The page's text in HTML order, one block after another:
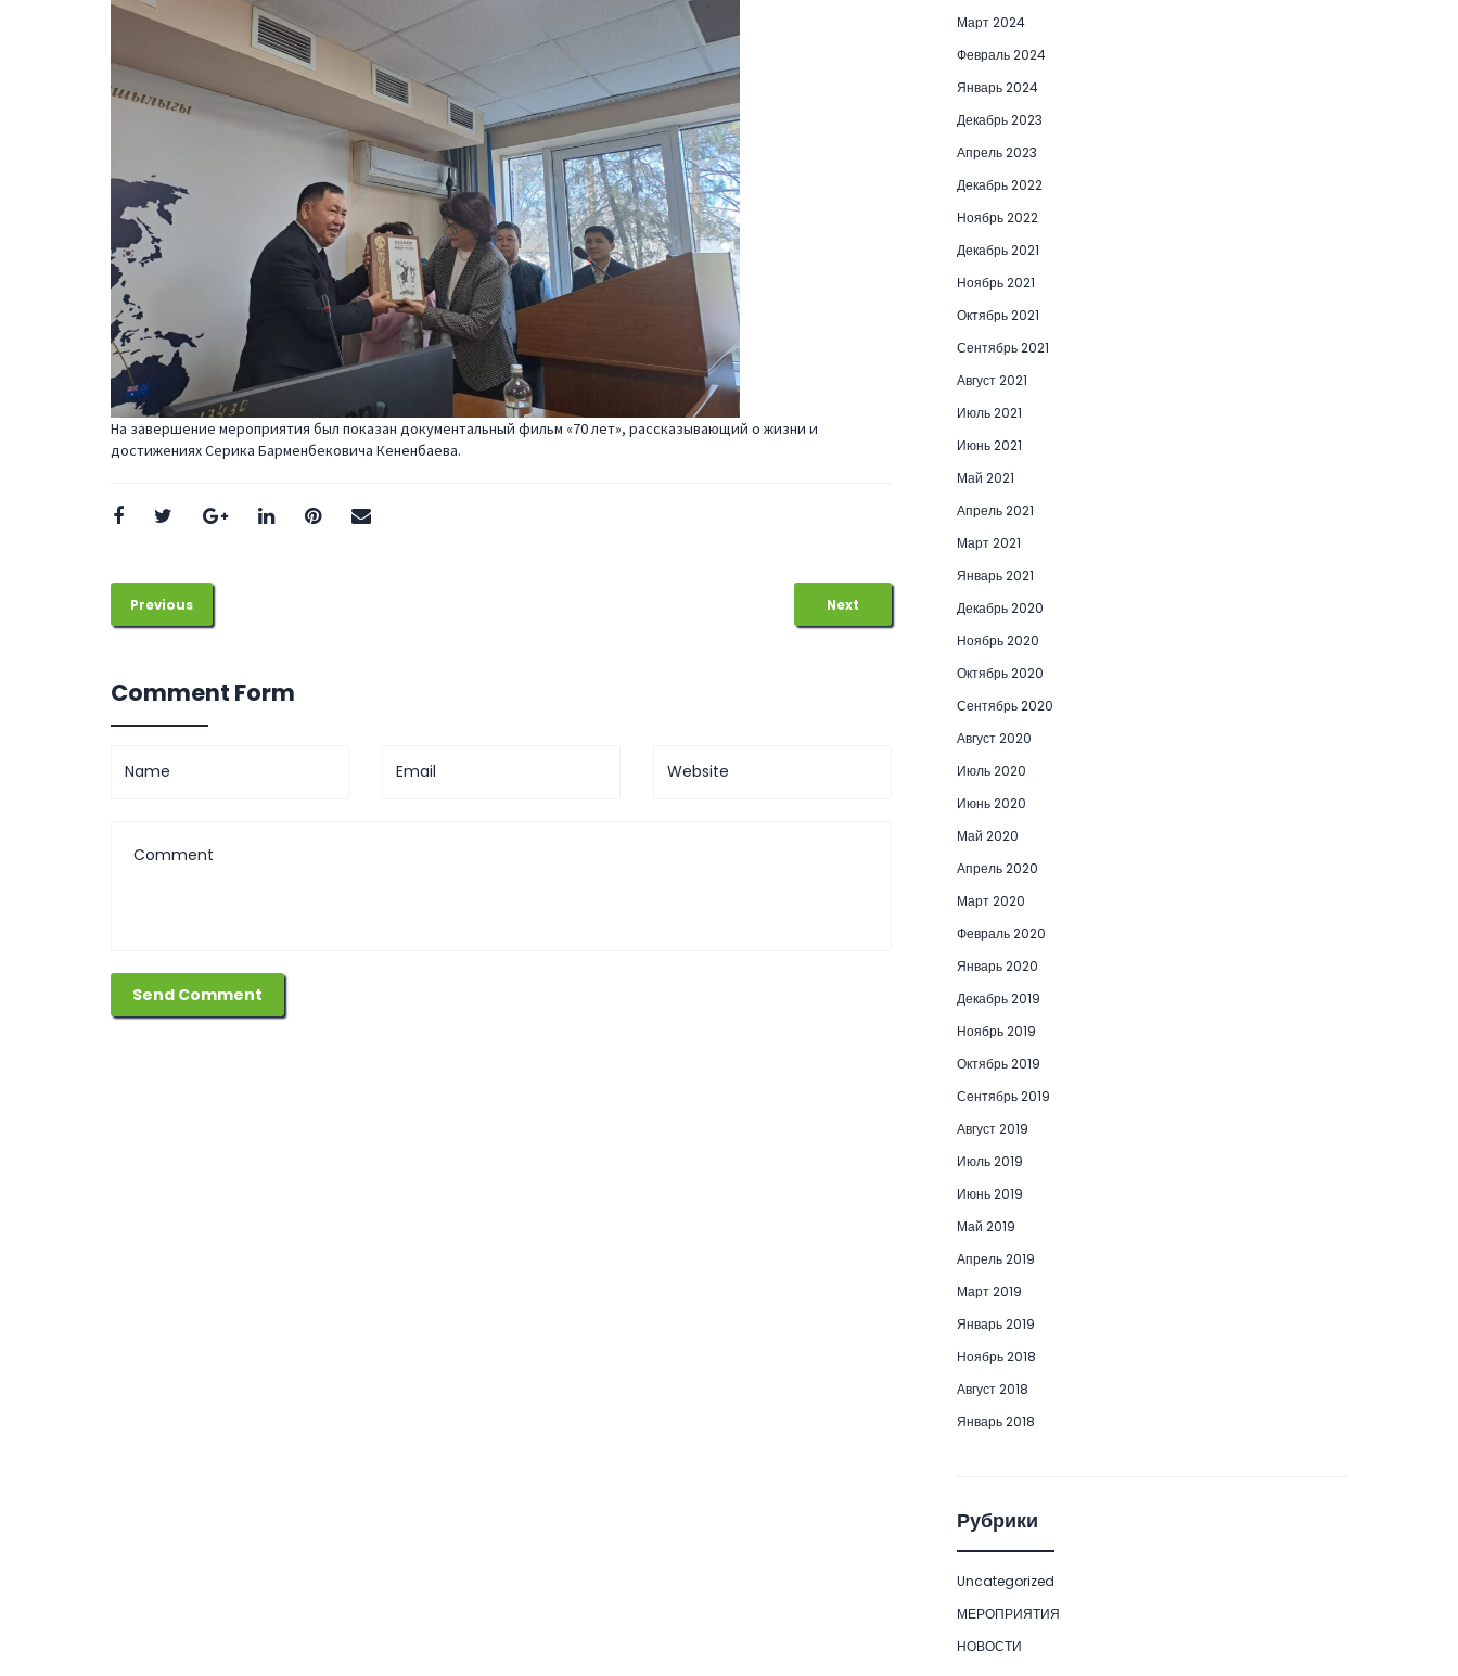
На завершение мероприятия был показан документальный фильм «70 лет», рассказывающий о жизни и
достижениях Серика Барменбековича Кененбаева.
Previous Next
Comment Form
Март 2024
Февраль 2024
Январь 2024
Декабрь 2023
Апрель 2023
Декабрь 2022
Ноябрь 2022
Декабрь 2021
Ноябрь 2021
Октябрь 2021
Сентябрь 2021
Август 2021
Июль 2021
Июнь 2021
Май 2021
Апрель 2021
Март 2021
Январь 2021
Декабрь 2020
Ноябрь 2020
Октябрь 2020
Сентябрь 2020
Август 2020
Июль 2020
Июнь 2020
Май 2020
Апрель 2020
Март 2020
Февраль 2020
Январь 2020
Декабрь 2019
Ноябрь 2019
Октябрь 2019
Сентябрь 2019
Август 2019
Июль 2019
Июнь 2019
Май 2019
Апрель 2019
Март 2019
Январь 2019
Ноябрь 2018
Август 2018
Январь 2018
Рубрики
Uncategorized
МЕРОПРИЯТИЯ
НОВОСТИ